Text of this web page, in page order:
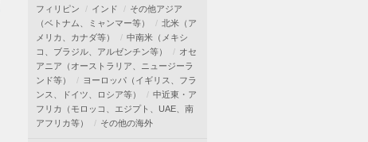
フィリピン
インド
その他アジア
（ベトナム、ミャンマー等）
北米（ア
メリカ、カナダ等）
中南米（メキシ
コ、ブラジル、アルゼンチン等）
オセ
アニア（オーストラリア、ニュージーラ
ンド等）
ヨーロッパ（イギリス、フラ
ンス、ドイツ、ロシア等）
中近東・ア
フリカ（モロッコ、エジプト、UAE、南
アフリカ等）
その他の海外